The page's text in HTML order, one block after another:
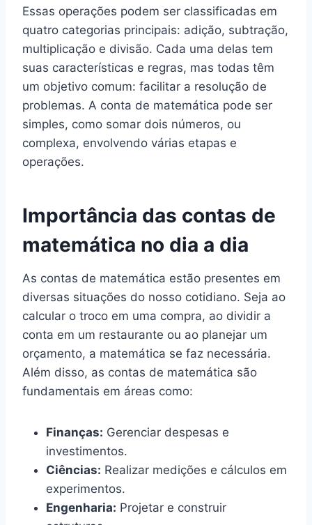
Essas operações podem ser classificadas em
quatro categorias principais: adição, subtração,
multiplicação e divisão. Cada uma delas tem
suas características e regras, mas todas têm
um objetivo comum: facilitar a resolução de
problemas. A conta de matemática pode ser
simples, como somar dois números, ou
complexa, envolvendo várias etapas e
operações.
Importância das contas de
matemática no dia a dia
As contas de matemática estão presentes em
diversas situações do nosso cotidiano. Seja ao
calcular o troco em uma compra, ao dividir a
conta em um restaurante ou ao planejar um
orçamento, a matemática se faz necessária.
Além disso, as contas de matemática são
fundamentais em áreas como:
Finanças: Gerenciar despesas e
investimentos.
Ciências: Realizar medições e cálculos em
experimentos.
Engenharia: Projetar e construir